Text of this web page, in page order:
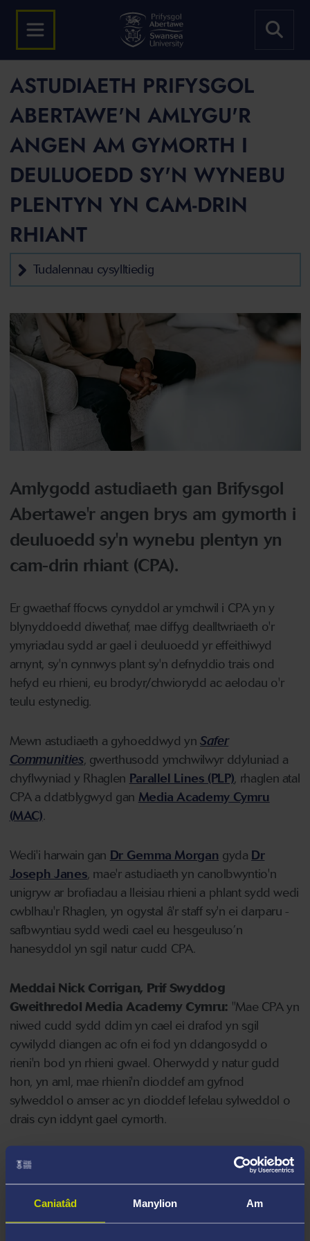
Caniatâd Manylion Am
ASTUDIAETH PRIFYSGOL
ABERTAWE'N AMLYGU'R
ANGEN AM GYMORTH I
DEULUOEDD SY'N WYNEBU
PLENTYN YN CAM-DRIN
RHIANT
Tudalennau cysylltiedig
Amlygodd astudiaeth gan Brifysgol
Abertawe'r angen brys am gymorth i
deuluoedd sy'n wynebu plentyn yn
cam-drin rhiant (CPA).
Er gwaethaf ffocws cynyddol ar ymchwil i CPA yn y
blynyddoedd diwethaf, mae diffyg dealltwriaeth o'r
ymyriadau sydd ar gael i deuluoedd yr effeithiwyd
arnynt, sy'n cynnwys plant sy'n defnyddio trais ond
hefyd eu rhieni, eu brodyr/chwiorydd ac aelodau o'r
teulu estynedig.
Mewn astudiaeth a gyhoeddwyd yn Safer
Communities, gwerthusodd ymchwilwyr ddyluniad a
chyflwyniad y Rhaglen Parallel Lines (PLP), rhaglen atal
CPA a ddatblygwyd gan Media Academy Cymru
(MAC).
Wedi'i harwain gan Dr Gemma Morgan gyda Dr
Joseph Janes, mae'r astudiaeth yn canolbwyntio'n
unigryw ar brofiadau a lleisiau rhieni a phlant sydd wedi
cwblhau'r Rhaglen, yn ogystal â'r staff sy'n ei darparu -
safbwyntiau sydd wedi cael eu hesgeuluso’n
hanesyddol yn sgil natur cudd CPA.
Meddai Nick Corrigan, Prif Swyddog
Gweithredol Media Academy Cymru: "Mae CPA yn
niwed cudd sydd ddim yn cael ei drafod yn sgil
cywilydd diangen ac ofn ei fod yn ddangosydd o
rieni'n bod yn rhieni gwael. Oherwydd y natur gudd
hon, yn aml, mae rhieni'n dioddef am gyfnod
sylweddol o amser ac yn dioddef lefelau sylweddol o
drais cyn iddynt gael cymorth.
"Dechreuodd MAC ddatblygu’r Rhaglen Parallel Lines i
amlygu'r broblem a newid y drafodaeth o fod yn niwed
sydd ddim yn cael ei drafod i drafodaeth lle gall rhieni